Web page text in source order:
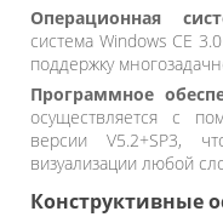
Операционная
система Windows CE
поддержку
Программное
осуществляется с
версии V5.2+SP3,
визуализации любой
Конструктивные